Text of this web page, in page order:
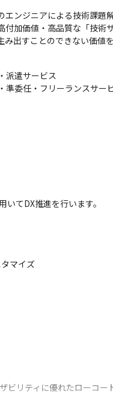
ンジニアによる技術課題解
加価値・高品質な「技術
出すことのできない価値を
派遣サービス
委任・フリーランスサー
てDX推進を行います。
マイズ
ビリティに優れたローコー